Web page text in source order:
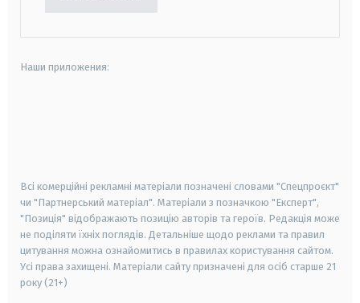
Наши приложения:
Всі комерційні рекламні матеріали позначені словами "Спецпроєкт"
чи "Партнерський матеріал". Матеріали з позначкою "Експерт",
"Позиція" відображають позицію авторів та героїв. Редакція може
не поділяти їхніх поглядів. Детальніше щодо реклами та правил
цитування можна ознайомитись в правилах користування сайтом.
Усі права захищені. Матеріали сайту призначені для осіб старше 21
року (21+)